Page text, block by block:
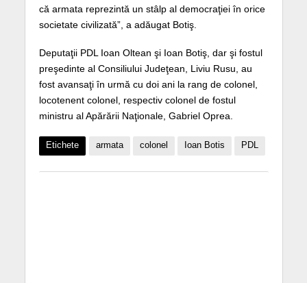
că armata reprezintă un stâlp al democraţiei în orice
societate civilizată”, a adăugat Botiş.
Deputaţii PDL Ioan Oltean şi Ioan Botiş, dar şi fostul
preşedinte al Consiliului Judeţean, Liviu Rusu, au
fost avansaţi în urmă cu doi ani la rang de colonel,
locotenent colonel, respectiv colonel de fostul
ministru al Apărării Naţionale, Gabriel Oprea.
Etichete armata colonel Ioan Botis PDL